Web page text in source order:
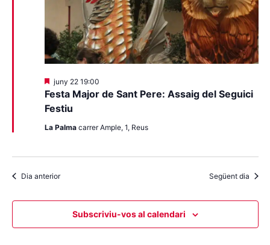
Festa Major de Sant Pere: Assaig del Seguici
Festiu
Destacats
juny 22 19:00
La Palma carrer Ample, 1, Reus
Dia anterior Següent dia
Subscriviu-vos al calendari